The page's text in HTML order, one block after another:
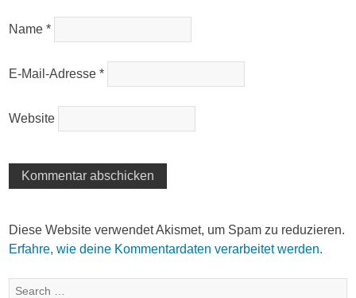
Name*
E-Mail-Adresse*
Website
Diese Website verwendet Akismet, um Spam zu reduzieren.
Erfahre, wie deine Kommentardaten verarbeitet werden.
Search